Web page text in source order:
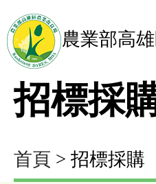
農業部高
招標採
首頁 > 招標採購